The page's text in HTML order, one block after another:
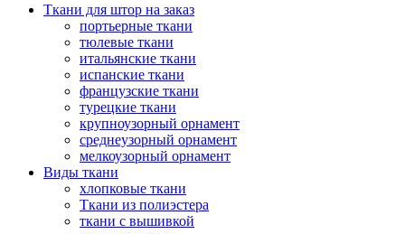
Ткани для штор на заказ
портьерные ткани
тюлевые ткани
итальянские ткани
испанские ткани
французские ткани
турецкие ткани
крупноузорный орнамент
среднеузорный орнамент
мелкоузорный орнамент
Виды ткани
хлопковые ткани
Ткани из полиэстера
ткани с вышивкой